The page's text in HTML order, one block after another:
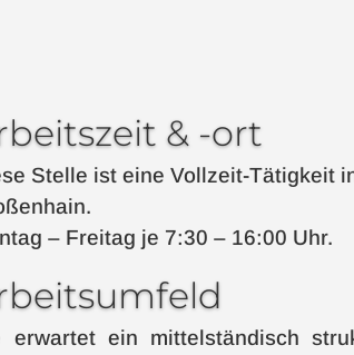
& -ort
Stelle ist eine Vollzeit-Tätigkeit
– Freitag je 7:30 – 16:00 Uhr.
erwartet ein mittelständisch